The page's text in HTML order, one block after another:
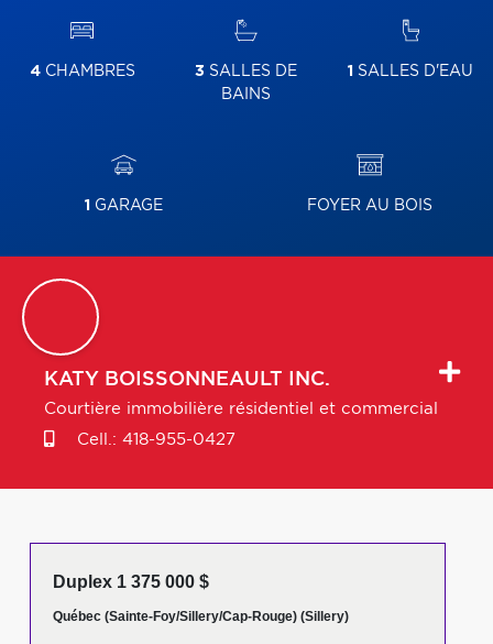
4CHAMBRES 3 SALLES DE
BAINS
1 SALLES D'EAU
1 GARAGE FOYER AU BOIS
KATY BOISSONNEAULT INC.
Courtière immobilière résidentiel et commercial
Cell.: 418-955-0427
Duplex 1 375 000 $
Québec (Sainte-Foy/Sillery/Cap-Rouge) (Sillery)